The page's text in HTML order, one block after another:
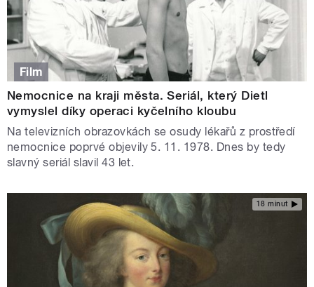
Film
Nemocnice na kraji města. Seriál, který Dietl
vymyslel díky operaci kyčelního kloubu
Na televizních obrazovkách se osudy lékařů z prostředí
nemocnice poprvé objevily 5. 11. 1978. Dnes by tedy
slavný seriál slavil 43 let.
18 minut